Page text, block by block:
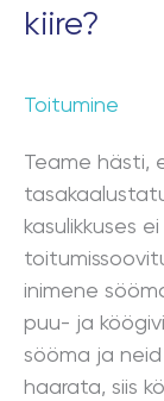
kiire?
Toitumine
Teame hästi,
kasulikkuses
inimene
puu- ja
sööma ja
haarata, siis